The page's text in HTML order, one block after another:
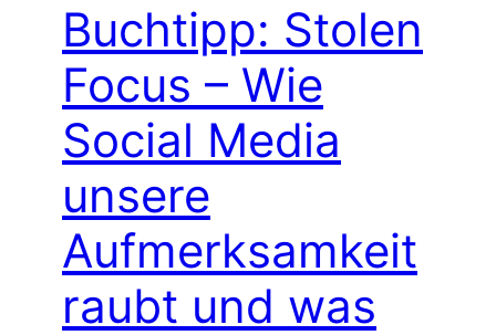
Buchtipp: Stolen
Focus – Wie
Social Media
unsere
Aufmerksamkeit
raubt und was